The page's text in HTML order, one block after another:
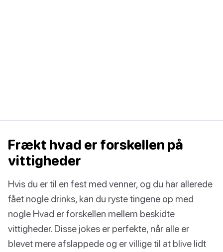
Frækt hvad er forskellen på
vittigheder
Hvis du er til en fest med venner, og du har allerede
fået nogle drinks, kan du ryste tingene op med
nogle Hvad er forskellen mellem beskidte
vittigheder. Disse jokes er perfekte, når alle er
blevet mere afslappede og er villige til at blive lidt